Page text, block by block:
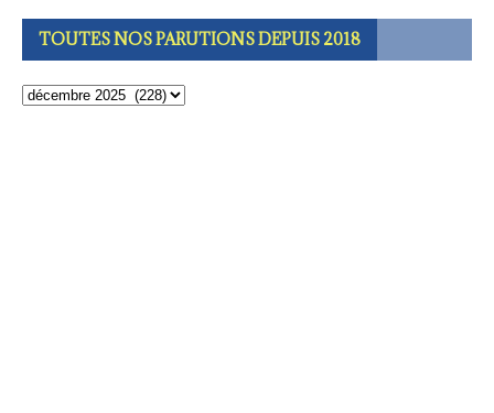
TOUTES NOS PARUTIONS DEPUIS 2018